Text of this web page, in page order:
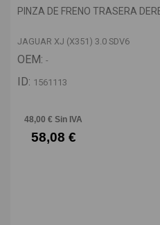
PINZA DE FRENO TRASERA
JAGUAR XJ (X351) 3.0 SDV6
OEM: -
ID: 1561113
48,00 € Sin IVA
58,08 €